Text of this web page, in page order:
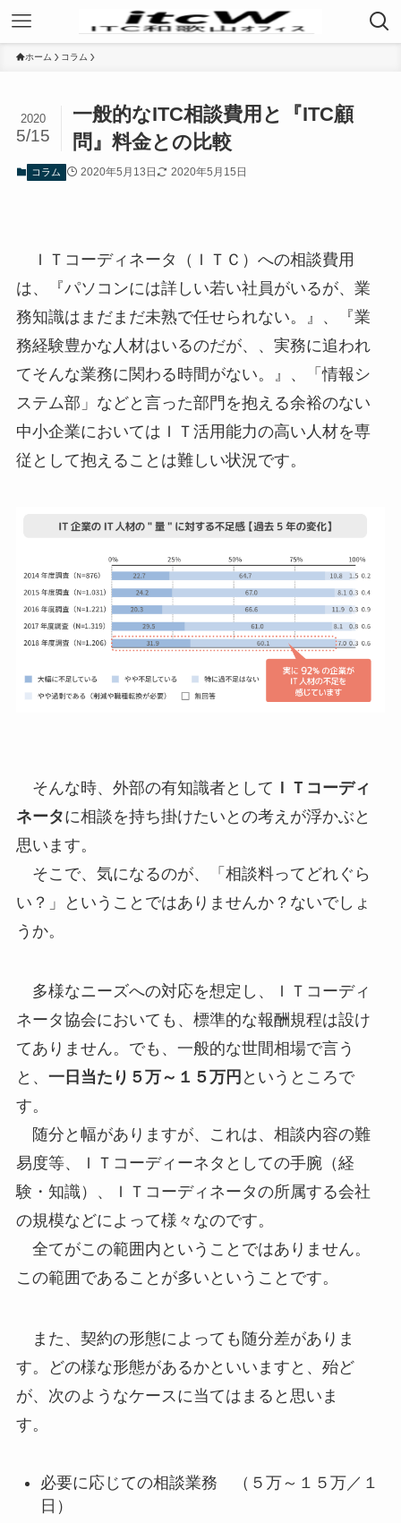
ホーム コラム
一般的なITC相談費用と『ITC顧
問』料金との比較
2020
5/15
コラム 2020年5月13日 2020年5月15日
ＩＴコーディネータ（ＩＴＣ）への相談費用
は、『パソコンには詳しい若い社員がいるが、業
務知識はまだまだ未熟で任せられない。』、『業
務経験豊かな人材はいるのだが、、実務に追われ
てそんな業務に関わる時間がない。』、「情報シ
ステム部」などと言った部門を抱える余裕のない
中小企業においてはＩＴ活用能力の高い人材を専
従として抱えることは難しい状況です。
そんな時、外部の有知識者として ＩＴコーディ
ネータに相談を持ち掛けたいとの考えが浮かぶと
思います。
そこで、気になるのが、「相談料ってどれぐら
い？」ということではありませんか？ないでしょ
うか。
多様なニーズへの対応を想定し、ＩＴコーディ
ネータ協会においても、標準的な報酬規程は設け
てありません。でも、一般的な世間相場で言う
と、 一日当たり５万～１５万円 というところで
す。
随分と幅がありますが、これは、相談内容の難
易度等、ＩＴコーディーネタとしての手腕（経
験・知識）、ＩＴコーディネータの所属する会社
の規模などによって様々なのです。
全てがこの範囲内ということではありません。
この範囲であることが多いということです。
また、契約の形態によっても随分差がありま
す。どの様な形態があるかといいますと、殆ど
が、次のようなケースに当てはまると思いま
す。
必要に応じての相談業務 （５万～１５万／１
日）